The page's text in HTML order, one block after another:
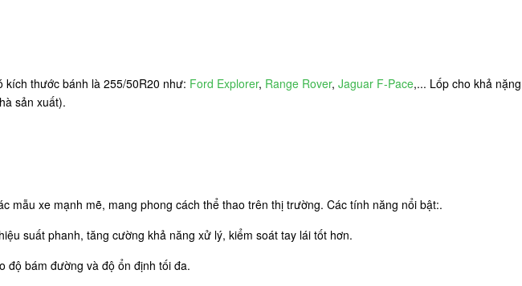
kích thước bánh là 255/50R20 như: Ford Explorer, Range Rover, Jaguar F-Pace,... Lốp cho khả
sản xuất).
mẫu xe mạnh mẽ, mang phong cách thể thao trên thị trường. Các tính năng nổi bật:.
suất phanh, tăng cường khả năng xử lý, kiểm soát tay lái tốt hơn.
độ bám đường và độ ổn định tối đa.